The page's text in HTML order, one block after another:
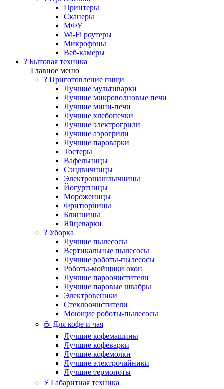
Принтеры
Сканеры
МФУ
Wi-Fi роутеры
Микрофоны
Веб-камеры
? Бытовая техника
Главное меню
? Приготовление пищи
Лучшие мультиварки
Лучшие микроволновые печи
Лучшие мини-печи
Лучшие хлебопечки
Лучшие электрогрили
Лучшие аэрогрили
Лучшие пароварки
Тостеры
Вафельницы
Сэндвичницы
Электрошашлычницы
Йогуртницы
Мороженицы
Фритюрницы
Блинницы
Яйцеварки
? Уборка
Лучшие пылесосы
Вертикальные пылесосы
Лучшие роботы-пылесосы
Роботы-мойщики окон
Лучшие пароочистители
Лучшие паровые швабры
Электровеники
Стеклоочистители
Моющие роботы-пылесосы
☕ Для кофе и чая
Лучшие кофемашины
Лучшие кофеварки
Лучшие кофемолки
Лучшие электрочайники
Лучшие термопоты
⚡ Габаритная техника